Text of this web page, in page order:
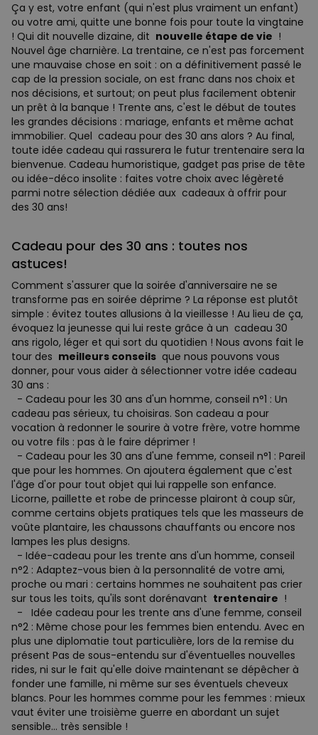
Ça y est, votre enfant (qui n'est plus vraiment un enfant)
ou votre ami, quitte une bonne fois pour toute la vingtaine
! Qui dit nouvelle dizaine, dit nouvelle étape de vie !
Nouvel âge charnière. La trentaine, ce n'est pas forcement
une mauvaise chose en soit : on a définitivement passé le
cap de la pression sociale, on est franc dans nos choix et
nos décisions, et surtout; on peut plus facilement obtenir
un prêt à la banque ! Trente ans, c'est le début de toutes
les grandes décisions : mariage, enfants et même achat
immobilier. Quel cadeau pour des 30 ans alors ? Au final,
toute idée cadeau qui rassurera le futur trentenaire sera la
bienvenue. Cadeau humoristique, gadget pas prise de tête
ou idée-déco insolite : faites votre choix avec légèreté
parmi notre sélection dédiée aux cadeaux à offrir pour
des 30 ans!
Cadeau pour des 30 ans : toutes nos
astuces!
Comment s'assurer que la soirée d'anniversaire ne se
transforme pas en soirée déprime ? La réponse est plutôt
simple : évitez toutes allusions à la vieillesse ! Au lieu de ça,
évoquez la jeunesse qui lui reste grâce à un cadeau 30
ans rigolo, léger et qui sort du quotidien ! Nous avons fait le
tour des meilleurs conseils que nous pouvons vous
donner, pour vous aider à sélectionner votre idée cadeau
30 ans :
- Cadeau pour les 30 ans d'un homme, conseil n°1 : Un
cadeau pas sérieux, tu choisiras. Son cadeau a pour
vocation à redonner le sourire à votre frère, votre homme
ou votre fils : pas à le faire déprimer !
- Cadeau pour les 30 ans d'une femme, conseil n°1 : Pareil
que pour les hommes. On ajoutera également que c'est
l'âge d'or pour tout objet qui lui rappelle son enfance.
Licorne, paillette et robe de princesse plairont à coup sûr,
comme certains objets pratiques tels que les masseurs de
voûte plantaire, les chaussons chauffants ou encore nos
lampes les plus designs.
- Idée-cadeau pour les trente ans d'un homme, conseil
n°2 : Adaptez-vous bien à la personnalité de votre ami,
proche ou mari : certains hommes ne souhaitent pas crier
sur tous les toits, qu'ils sont dorénavant trentenaire !
- Idée cadeau pour les trente ans d'une femme, conseil
n°2 : Même chose pour les femmes bien entendu. Avec en
plus une diplomatie tout particulière, lors de la remise du
présent Pas de sous-entendu sur d'éventuelles nouvelles
rides, ni sur le fait qu'elle doive maintenant se dépêcher à
fonder une famille, ni même sur ses éventuels cheveux
blancs. Pour les hommes comme pour les femmes : mieux
vaut éviter une troisième guerre en abordant un sujet
sensible... très sensible !